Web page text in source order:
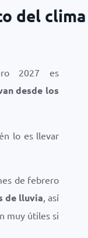
del
2027 es
desde los
lo es llevar
de febrero
de lluvia, así
muy útiles si